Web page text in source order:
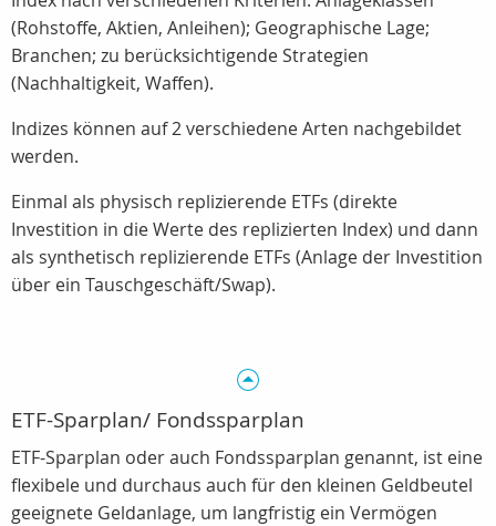
(Rohstoffe, Aktien, Anleihen); Geographische Lage;
Branchen; zu berücksichtigende Strategien
(Nachhaltigkeit, Waffen).
Indizes können auf 2 verschiedene Arten nachgebildet
werden.
Einmal als physisch replizierende ETFs (direkte
Investition in die Werte des replizierten Index) und dann
als synthetisch replizierende ETFs (Anlage der Investition
über ein Tauschgeschäft/Swap).
ETF-Sparplan/ Fondssparplan
ETF-Sparplan oder auch Fondssparplan genannt, ist eine
flexibele und durchaus auch für den kleinen Geldbeutel
geeignete Geldanlage, um langfristig ein Vermögen